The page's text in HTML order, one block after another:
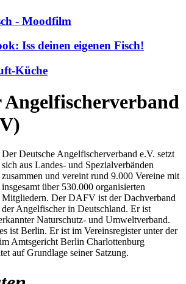
- Moodfilm
Iss deinen eigenen Fisch!
Küche
Angelfischerverband
Der Deutsche Angelfischerverband e.V. setzt
sich aus Landes- und Spezialverbänden
zusammen und vereint rund 9.000 Vereine mit
insgesamt über 530.000 organisierten
Mitgliedern. Der DAFV ist der Dachverband
der Angelfischer in Deutschland. Er ist
Naturschutz- und Umweltverband.
ist Berlin. Er ist im Vereinsregister unter der
Amtsgericht Berlin Charlottenburg
auf Grundlage seiner Satzung.